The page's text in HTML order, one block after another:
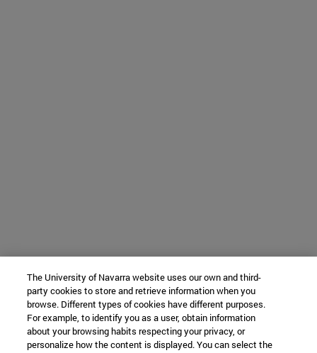
The University of Navarra website uses our own and third-
party cookies to store and retrieve information when you
browse. Different types of cookies have different purposes.
For example, to identify you as a user, obtain information
about your browsing habits respecting your privacy, or
personalize how the content is displayed. You can select the